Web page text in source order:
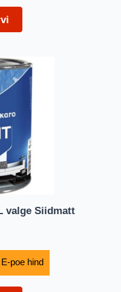
valge Siidmatt